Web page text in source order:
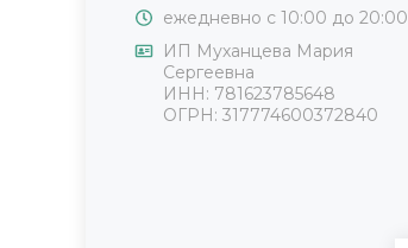
ежедневно с 10:00 до 20:00
ИП Муханцева Мария
Сергеевна
ИНН: 781623785648
ОГРН: 317774600372840